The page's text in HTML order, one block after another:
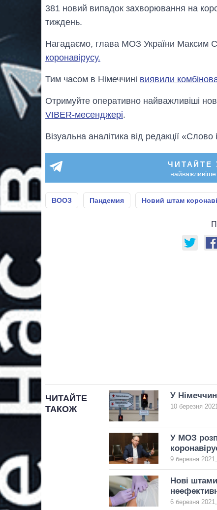
381 новий випадок захворювання на
тиждень.
Нагадаємо, глава МОЗ України Максим
коронавірусу.
Тим часом в Німеччині виявили
Отримуйте оперативно найважливіші
VIBER-месенджері.
Візуальна аналітика від редакції
ЧИТАЙТЕ
найважливіше
ВООЗ Пандемия Новий штам
ЧИТАЙТЕ
ТАКОЖ
У
10 березня
У МОЗ
9 березня
Нові
6 березня